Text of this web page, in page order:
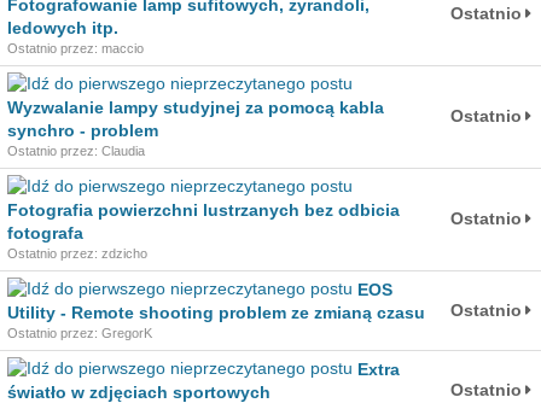
Fotografowanie lamp sufitowych, żyrandoli,
ledowych itp.
Ostatnio przez: maccio
Ostatnio
Wyzwalanie lampy studyjnej za pomocą kabla
synchro - problem
Ostatnio przez: Claudia
Ostatnio
Fotografia powierzchni lustrzanych bez odbicia
fotografa
Ostatnio przez: zdzicho
Ostatnio
EOS
Utility - Remote shooting problem ze zmianą czasu
Ostatnio przez: GregorK
Ostatnio
Extra
światło w zdjęciach sportowych
Ostatnio